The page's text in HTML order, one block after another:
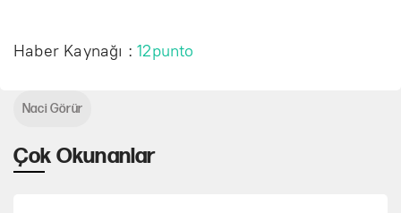
Haber Kaynağı :12punto
Çok Okunanlar
Naci Görür